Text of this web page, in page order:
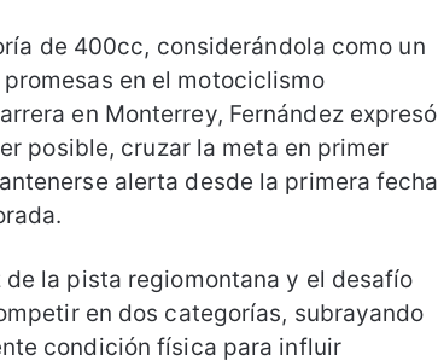
de 400cc, considerándola como un
en el motociclismo
en Monterrey, Fernández expresó
posible, cruzar la meta en primer
alerta desde la primera fecha
la pista regiomontana y el desafío
en dos categorías, subrayando
condición física para influir